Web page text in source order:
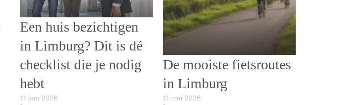
Een huis bezichtigen
in Limburg? Dit is dé
checklist die je nodig
hebt
11 juni 2026
De mooiste fietsroutes
in Limburg
11 mei 2026